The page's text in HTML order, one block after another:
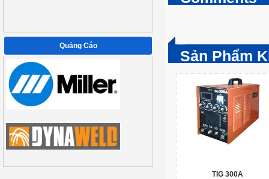
Quảng Cáo
Sản Phẩm
TIG 300A